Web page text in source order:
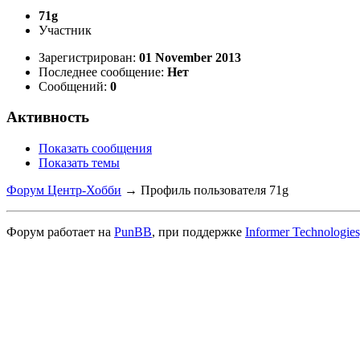
71g
Участник
Зарегистрирован: 01 November 2013
Последнее сообщение: Нет
Сообщений: 0
Активность
Показать сообщения
Показать темы
Форум Центр-Хобби → Профиль пользователя 71g
Форум работает на PunBB, при поддержке Informer